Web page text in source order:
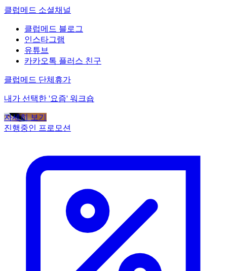
클럽메드 소셜채널
클럽메드 블로그
인스타그램
유튜브
카카오톡 플러스 친구
클럽메드 단체휴가
내가 선택한 '요즘' 워크숍
자세히 보기
진행중인 프로모션